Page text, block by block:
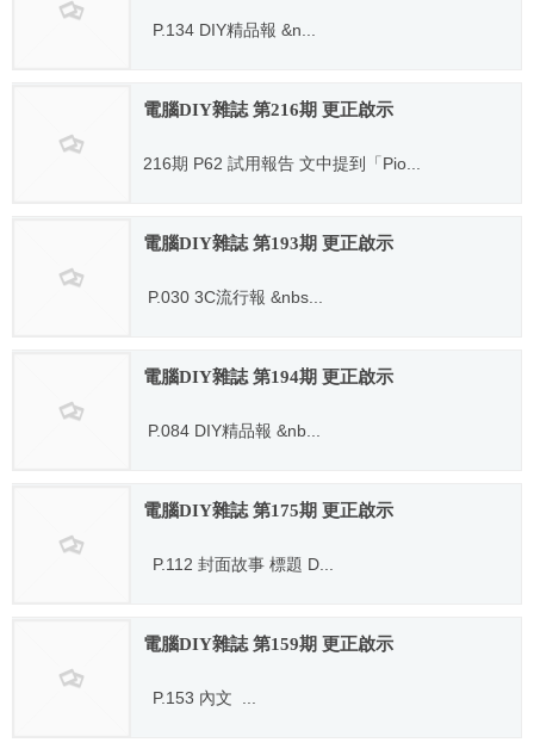
P.134 DIY精品報 &n...
電腦DIY雜誌 第216期 更正啟示
216期 P62 試用報告 文中提到「Pio...
電腦DIY雜誌 第193期 更正啟示
P.030 3C流行報 &nbs...
電腦DIY雜誌 第194期 更正啟示
P.084 DIY精品報 &nb...
電腦DIY雜誌 第175期 更正啟示
P.112 封面故事 標題 D...
電腦DIY雜誌 第159期 更正啟示
P.153 內文 ...